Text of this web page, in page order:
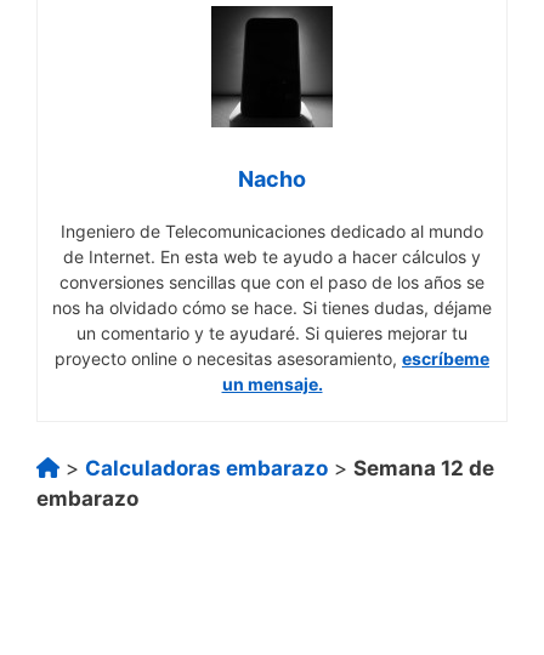
Nacho
Ingeniero de Telecomunicaciones dedicado al mundo
de Internet. En esta web te ayudo a hacer cálculos y
conversiones sencillas que con el paso de los años se
nos ha olvidado cómo se hace. Si tienes dudas, déjame
un comentario y te ayudaré. Si quieres mejorar tu
proyecto online o necesitas asesoramiento, escríbeme
un mensaje.
> Calculadoras embarazo > Semana 12 de
embarazo